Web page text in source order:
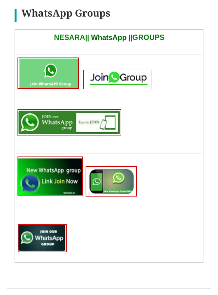
WhatsApp Groups
NESARA|| WhatsApp||GROUPS